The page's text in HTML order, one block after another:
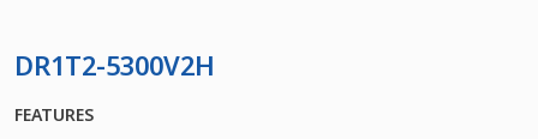
DR1T2-5300V2H
FEATURES